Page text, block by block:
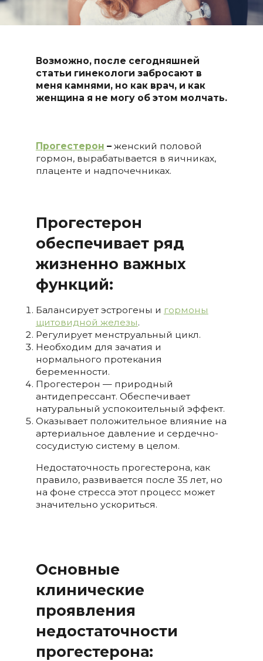
Возможно, после сегодняшней
статьи гинекологи забросают в
меня камнями, но как врач, и как
женщина я не могу об этом молчать.
Прогестерон –женский половой
гормон, вырабатывается в яичниках,
плаценте и надпочечниках.
Прогестерон
обеспечивает ряд
жизненно важных
функций:
Балансирует эстрогены и гормоны
щитовидной железы.
Регулирует менструальный цикл.
Необходим для зачатия и
нормального протекания
беременности.
Прогестерон — природный
антидепрессант. Обеспечивает
натуральный успокоительный эффект.
Оказывает положительное влияние на
артериальное давление и сердечно-
сосудистую систему в целом.
Недостаточность прогестерона, как
правило, развивается после 35 лет, но
на фоне стресса этот процесс может
значительно ускориться.
Основные
клинические
проявления
недостаточности
прогестерона: